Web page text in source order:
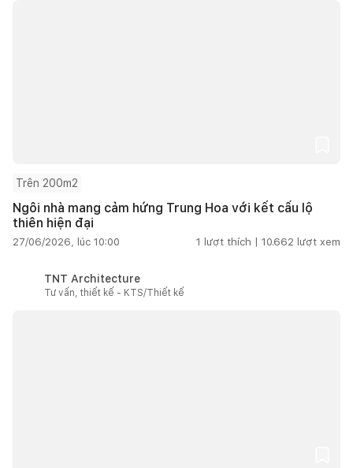
Trên 200m2
Ngôi nhà mang cảm hứng Trung Hoa với kết cấu lộ
thiên hiện đại
27/06/2026, lúc 10:00 1 lượt thích | 10.662 lượt xem
TNT Architecture
Tư vấn, thiết kế - KTS/Thiết kế